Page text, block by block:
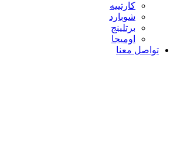
كارتييه
شوبارد
برتلينج
اوميجا
تواصل معنا